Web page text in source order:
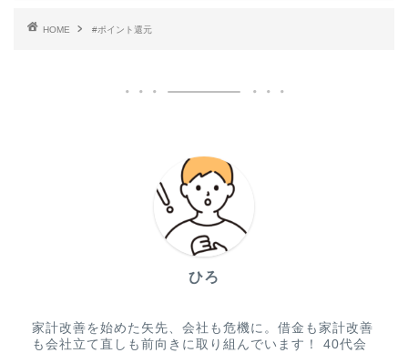
HOME #ポイント還元
ひろ
家計改善を始めた矢先、会社も危機に。借金も家計改善
も会社立て直しも前向きに取り組んでいます！ 40代会